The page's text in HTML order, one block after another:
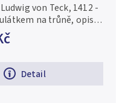
Detail
von Teck, 1412 -
na trůně, opis /
(0,56 g), patina,...